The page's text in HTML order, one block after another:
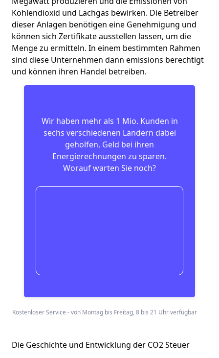
Kohlendioxid und Lachgas bewirken. Die Betreiber
dieser Anlagen benötigen eine Genehmigung und
können sich Zertifikate ausstellen lassen, um die
Menge zu ermitteln. In einem bestimmten Rahmen
sind diese Unternehmen dann emissions berechtigt
und können ihren Handel betreiben.
Wir haben mehr als 1 Mio. Kunden in
sechs verschiedenen Ländern dabei
geholfen, Geld bei ihren
Energierechnungen zu sparen.
Worauf warten Sie noch?
Ökogas Preise vergleichen
Kostenloser Service - von Montag bis Freitag, 8 bis 21 Uhr verfügbar
Die Geschichte und Entwicklung der CO2 Steuer